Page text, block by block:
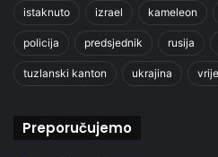
istaknuto izrael kameleon
policija predsjednik rusija
tuzlanski kanton ukrajina
Preporučujemo